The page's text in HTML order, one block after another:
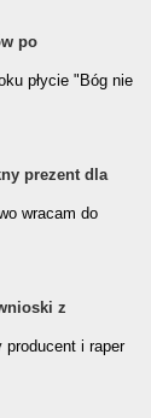
po
płycie "Bóg nie
prezent dla
wracam do
z
producent i raper